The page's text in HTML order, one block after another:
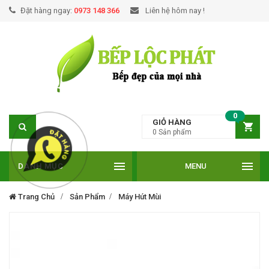
Đặt hàng ngay: 0973 148 366 Liên hệ hôm nay !
GIỎ HÀNG
0
0 Sản phẩm
DANH MỤC MENU
Trang Chủ Sản Phẩm Máy Hút Mùi